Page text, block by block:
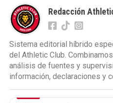
Redacción
Sistema editorial híbrido
del Athletic Club.
análisis de fuentes y
información, declaraciones y